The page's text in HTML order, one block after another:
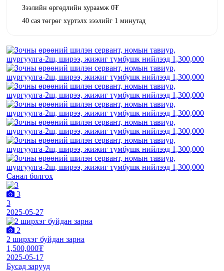
Зээлийн өргөдлийн хураамж 0₮
40 сая төгрөг хүртэлх зээлийг 1 минутад
Санал болгох
3
3
2025-05-27
2
2 ширхэг буйдан зарна
1,500,000₮
2025-05-17
Бусад зарууд